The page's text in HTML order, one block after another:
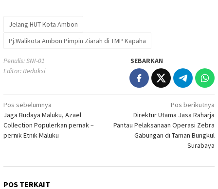
Jelang HUT Kota Ambon
Pj.Walikota Ambon Pimpin Ziarah di TMP Kapaha
Penulis: SNI-01
Editor: Redaksi
SEBARKAN
Navigasi
pos
Pos sebelumnya
Jaga Budaya Maluku, Azael
Collection Populerkan pernak –
pernik Etnik Maluku
Pos berikutnya
Direktur Utama Jasa Raharja
Pantau Pelaksanaan Operasi Zebra
Gabungan di Taman Bungkul
Surabaya
POS TERKAIT